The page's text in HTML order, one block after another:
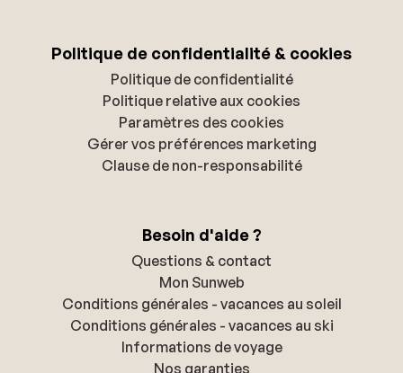
Politique de confidentialité & cookies
Politique de confidentialité
Politique relative aux cookies
Paramètres des cookies
Gérer vos préférences marketing
Clause de non-responsabilité
Besoin d'aide ?
Questions & contact
Mon Sunweb
Conditions générales - vacances au soleil
Conditions générales - vacances au ski
Informations de voyage
Nos garanties